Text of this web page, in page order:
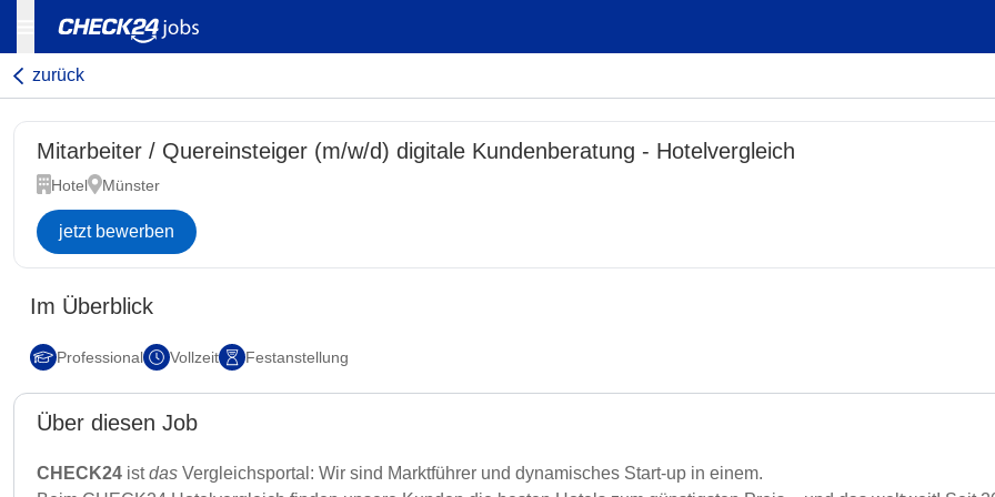
zurück
Mitarbeiter / Quereinsteiger (m/w/d) digitale Kundenberatung - Hotelvergleich
Hotel Münster
jetzt bewerben
Im Überblick
Professional Vollzeit Festanstellung
Über diesen Job
CHECK24 istdas Vergleichsportal: Wir sind Marktführer und dynamisches Start-up in einem.